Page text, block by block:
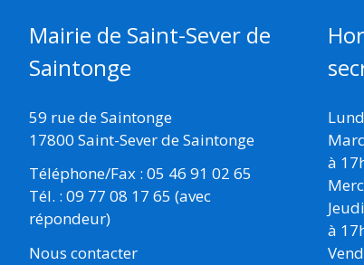
Mairie de Saint-Sever de
Saintonge
59 rue de Saintonge
17800 Saint-Sever de Saintonge
Téléphone/Fax : 05 46 91 02 65
Tél. : 09 77 08 17 65 (avec
répondeur)
Nous contacter
à
à